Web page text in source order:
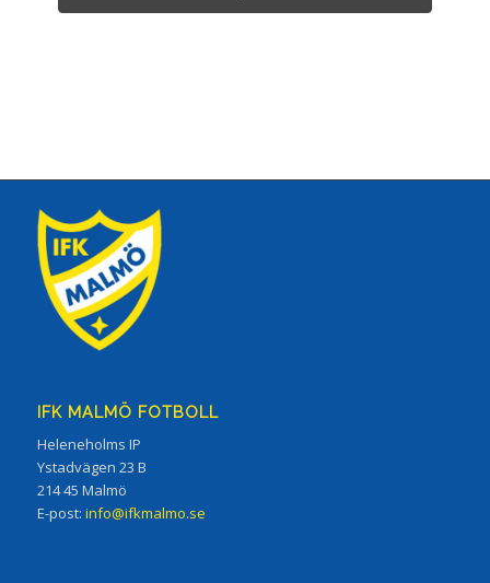
IFK MALMÖ FOTBOLL
Heleneholms IP
Ystadvägen 23 B
214 45 Malmö
E-post: info@ifkmalmo.se